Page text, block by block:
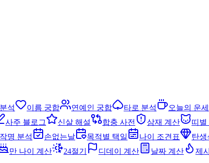
석 이름 궁합 연예인 궁합 타로 분석 오늘의 운세
사주 블로그 신살 해설 합충 사전 삼재 계산 띠별
작명 분석 손없는날 목적별 택일 나이 조견표 탄생
만 나이 계산 24절기 디데이 계산 날짜 계산 제